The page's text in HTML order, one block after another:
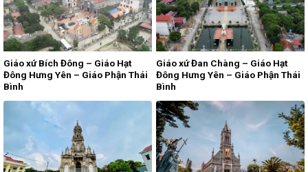
Giáo xứ Bích Đông – Giáo Hạt
Đông Hưng Yên – Giáo Phận Thái
Bình
Giáo xứ Đan Chàng – Giáo Hạt
Đông Hưng Yên – Giáo Phận Thái
Bình